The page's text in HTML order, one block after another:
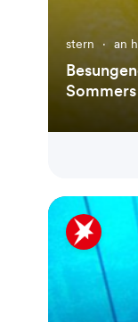
stern · an